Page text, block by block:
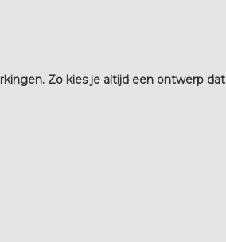
Zo kies je altijd een ontwerp dat